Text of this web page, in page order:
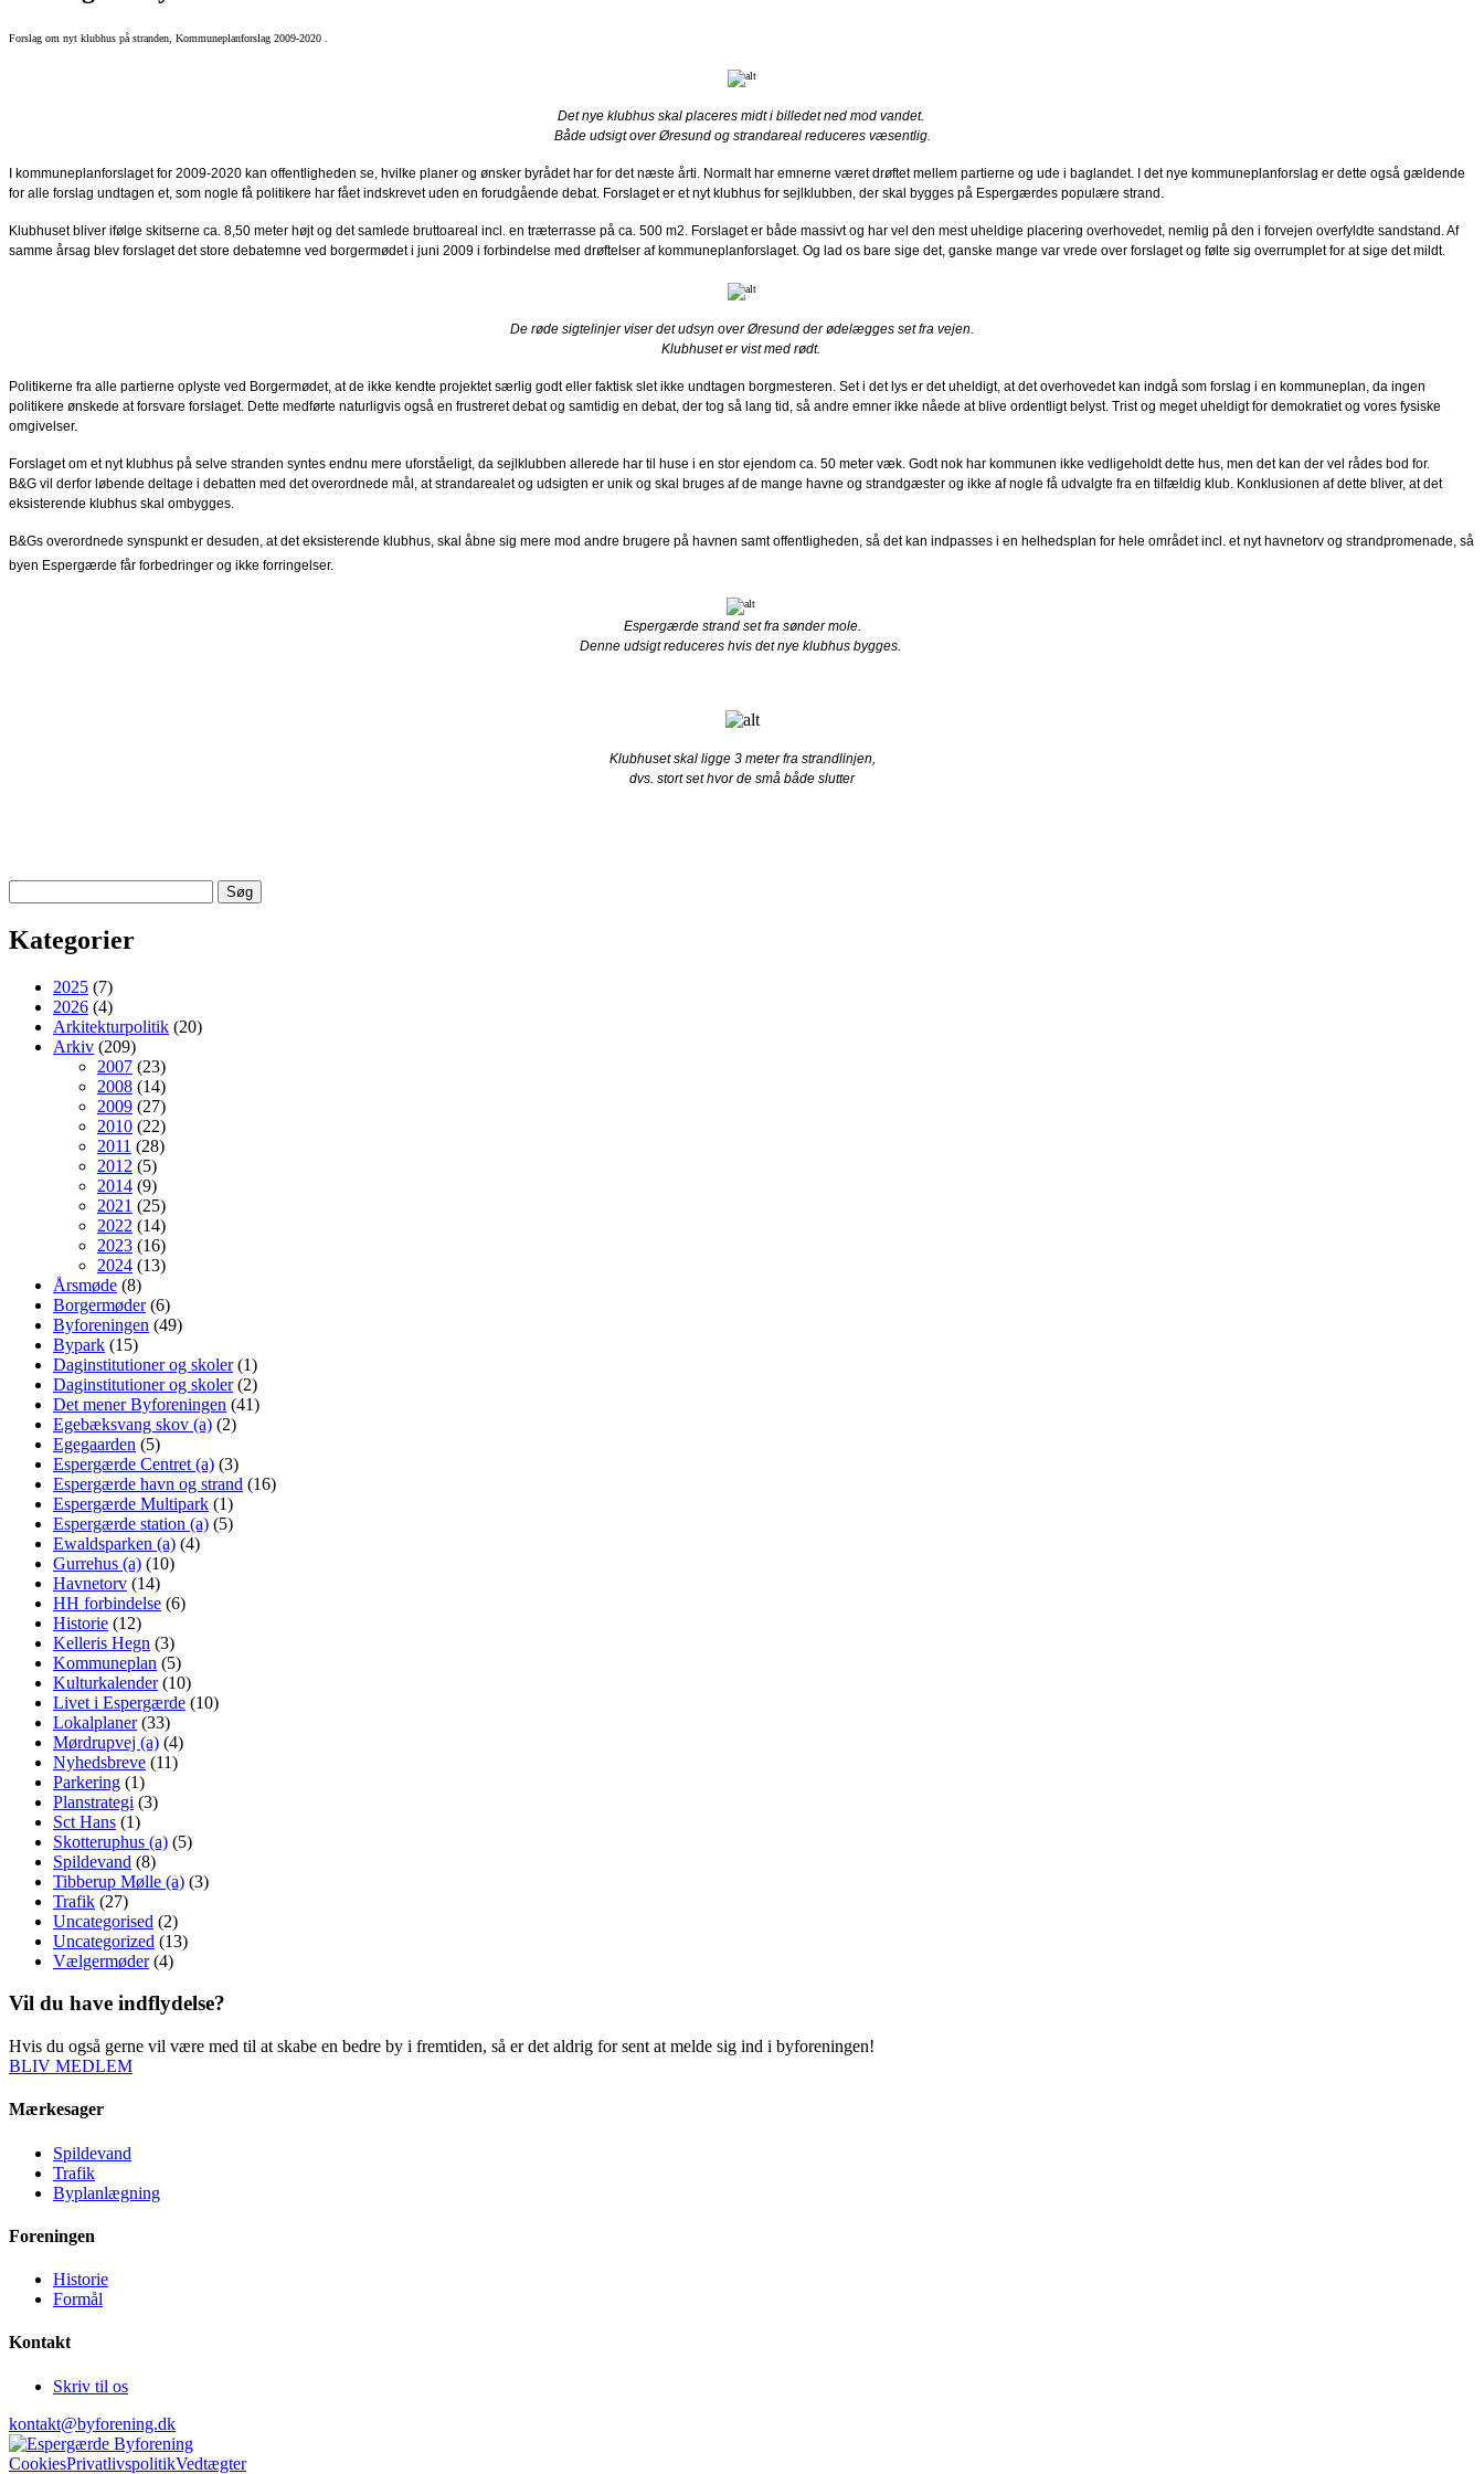
Forslag om nyt klubhus på stranden, Kommuneplanforslag 2009-2020 .
Det nye klubhus skal placeres midt i billedet ned mod vandet.
Både udsigt over Øresund og strandareal reduceres væsentlig.
I kommuneplanforslaget for 2009-2020 kan offentligheden se, hvilke planer og ønsker byrådet har for det næste årti. Normalt har emnerne været drøftet mellem partierne og ude i baglandet. I det nye kommuneplanforslag er dette også gældende
for alle forslag undtagen et, som nogle få politikere har fået indskrevet uden en forudgående debat. Forslaget er et nyt klubhus for sejlklubben, der skal bygges på Espergærdes populære strand.
Klubhuset bliver ifølge skitserne ca. 8,50 meter højt og det samlede bruttoareal incl. en træterrasse på ca. 500 m2. Forslaget er både massivt og har vel den mest uheldige placering overhovedet, nemlig på den i forvejen overfyldte sandstand. Af
samme årsag blev forslaget det store debatemne ved borgermødet i juni 2009 i forbindelse med drøftelser af kommuneplanforslaget. Og lad os bare sige det, ganske mange var vrede over forslaget og følte sig overrumplet for at sige det mildt.
De røde sigtelinjer viser det udsyn over Øresund der ødelægges set fra vejen.
Klubhuset er vist med rødt.
Politikerne fra alle partierne oplyste ved Borgermødet, at de ikke kendte projektet særlig godt eller faktisk slet ikke undtagen borgmesteren. Set i det lys er det uheldigt, at det overhovedet kan indgå som forslag i en kommuneplan, da ingen
politikere ønskede at forsvare forslaget. Dette medførte naturligvis også en frustreret debat og samtidig en debat, der tog så lang tid, så andre emner ikke nåede at blive ordentligt belyst. Trist og meget uheldigt for demokratiet og vores fysiske
omgivelser.
Forslaget om et nyt klubhus på selve stranden syntes endnu mere uforståeligt, da sejlklubben allerede har til huse i en stor ejendom ca. 50 meter væk. Godt nok har kommunen ikke vedligeholdt dette hus, men det kan der vel rådes bod for.
B&G vil derfor løbende deltage i debatten med det overordnede mål, at strandarealet og udsigten er unik og skal bruges af de mange havne og strandgæster og ikke af nogle få udvalgte fra en tilfældig klub. Konklusionen af dette bliver, at det
eksisterende klubhus skal ombygges.
B&Gs overordnede synspunkt er desuden, at det eksisterende klubhus, skal åbne sig mere mod andre brugere på havnen samt offentligheden, så det kan indpasses i en helhedsplan for hele området incl. et nyt havnetorv og strandpromenade, så
byen Espergærde får forbedringer og ikke forringelser.
Espergærde strand set fra sønder mole.
Denne udsigt reduceres hvis det nye klubhus bygges.
Klubhuset skal ligge 3 meter fra strandlinjen,
dvs. stort set hvor de små både slutter
efter:
Kategorier
2025 (7)
2026 (4)
Arkitekturpolitik (20)
Arkiv (209)
2007 (23)
2008 (14)
2009 (27)
2010 (22)
2011 (28)
2012 (5)
2014 (9)
2021 (25)
2022 (14)
2023 (16)
2024 (13)
Årsmøde (8)
Borgermøder(6)
Byforeningen (49)
Bypark (15)
Daginstitutioner og skoler(1)
Daginstitutioner og skoler(2)
Det mener Byforeningen (41)
Egebæksvang skov (a) (2)
Egegaarden (5)
Espergærde Centret (a) (3)
Espergærde havn og strand (16)
Espergærde Multipark (1)
Espergærde station (a) (5)
Ewaldsparken (a) (4)
Gurrehus (a) (10)
Havnetorv (14)
HH forbindelse (6)
Historie (12)
Kelleris Hegn (3)
Kommuneplan (5)
Kulturkalender(10)
Livet i Espergærde (10)
Lokalplaner(33)
Mørdrupvej (a) (4)
Nyhedsbreve (11)
Parkering (1)
Planstrategi (3)
Sct Hans (1)
Skotteruphus (a) (5)
Spildevand (8)
Tibberup Mølle (a) (3)
Trafik (27)
Uncategorised (2)
Uncategorized (13)
Vælgermøder(4)
Vil du have indflydelse?
Hvis du også gerne vil være med til at skabe en bedre by i fremtiden, så er det aldrig for sent at melde sig ind i byforeningen!
BLIV MEDLEM
Mærkesager
Spildevand
Trafik
Byplanlægning
Foreningen
Historie
Formål
Kontakt
Skriv til os
kontakt@byforening.dk
CookiesPrivatlivspolitikVedtægter